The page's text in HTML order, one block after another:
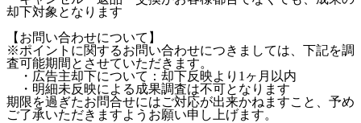
却下対象となります
【お問い合わせについて】
※ポイントに関するお問い合わせにつきましては、下記を調
査可能期間とさせていただきます。
・広告主却下について：却下反映より1ヶ月以内
・明細未反映による成果調査は不可となります
期限を過ぎたお問合せにはご対応が出来かねますこと、予め
ご了承いただきますようお願い申し上げます。